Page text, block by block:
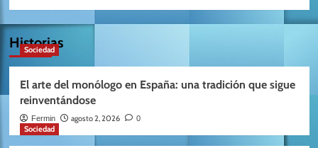
Historias
Sociedad
El arte del monólogo en España: una tradición que sigue
reinventándose
Fermin agosto 2, 2026 0
Sociedad